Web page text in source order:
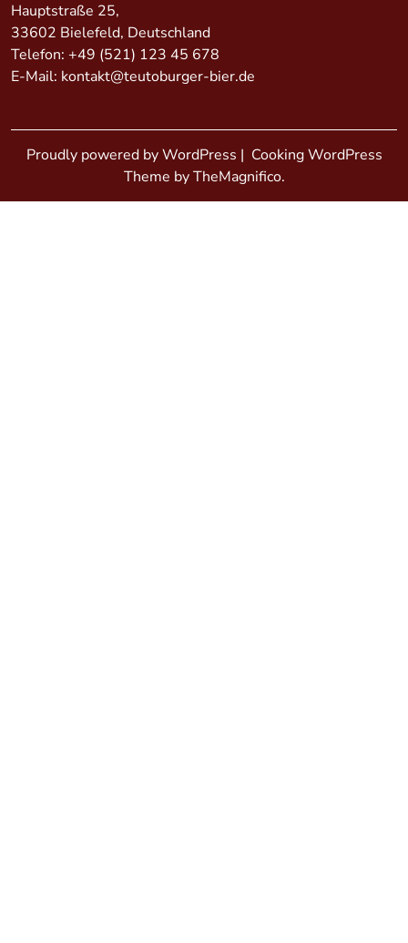
Hauptstraße 25,
33602 Bielefeld, Deutschland
Telefon: +49 (521) 123 45 678
E-Mail: kontakt@teutoburger-bier.de
Proudly powered by WordPress | Cooking WordPress
Theme by TheMagnifico.